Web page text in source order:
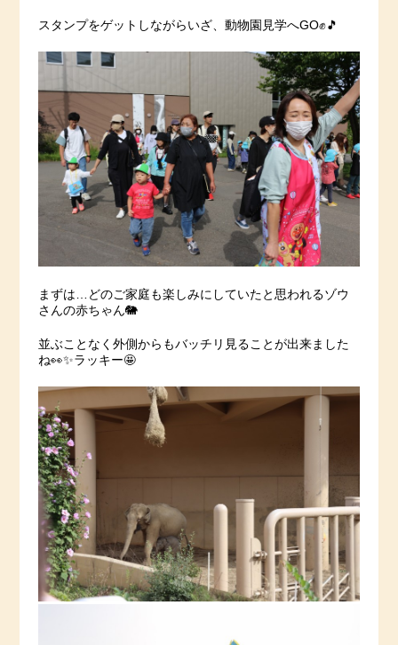
スタンプをゲットしながらいざ、動物園見学へGO✊🎵
まずは…どのご家庭も楽しみにしていたと思われるゾウ
さんの赤ちゃん🐘
並ぶことなく外側からもバッチリ見ることが出来ました
ね👀✨ラッキー🤩